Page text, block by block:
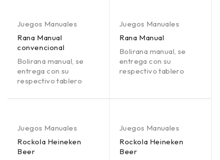
Juegos Manuales
Rana Manual
convencional
Bolirana manual, se
entrega con su
respectivo tablero
Juegos Manuales
Rana Manual
Bolirana manual, se
entrega con su
respectivo tablero
Juegos Manuales
Rockola Heineken
Beer
Juegos Manuales
Rockola Heineken
Beer